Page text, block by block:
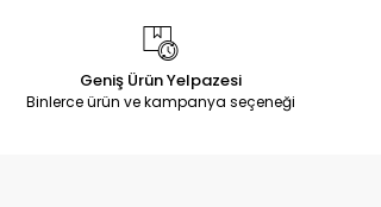
Geniş Ürün Yelpazesi
Binlerce ürün ve kampanya seçeneği